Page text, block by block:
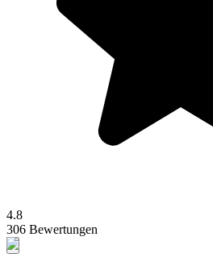
4.8
306 Bewertungen